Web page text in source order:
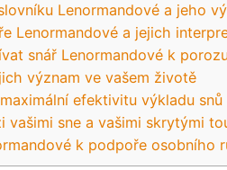
Lenormandové a jeho
Lenormandové a jejich
snář Lenormandové k
význam ve vašem životě
efektivitu výkladu
vašimi sne a vašimi skrytými
k podpoře osobního